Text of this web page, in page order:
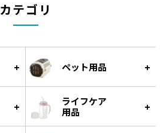
カテゴリ
ペット用品
ライフケア
用品